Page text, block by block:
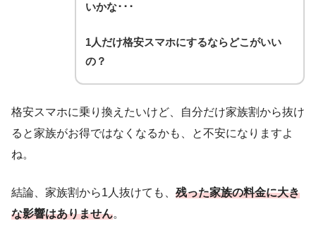
いかな･･･
1人だけ格安スマホにするならどこがいい
の？
格安スマホに乗り換えたいけど、自分だけ家族割から抜け
ると家族がお得ではなくなるかも、と不安になりますよ
ね。
結論、家族割から1人抜けても、 残った家族の料金に大き
な影響はありません。